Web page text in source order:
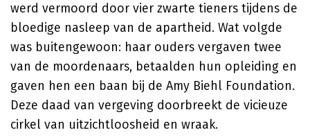
werd vermoord door vier zwarte tieners tijdens de
bloedige nasleep van de apartheid. Wat volgde
was buitengewoon: haar ouders vergaven twee
van de moordenaars, betaalden hun opleiding en
gaven hen een baan bij de Amy Biehl Foundation.
Deze daad van vergeving doorbreekt de vicieuze
cirkel van uitzichtloosheid en wraak.